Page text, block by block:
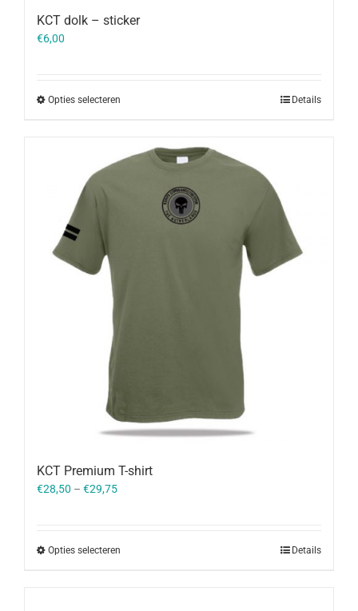
KCT dolk – sticker
€6,00
Opties selecteren Details
KCT Premium T-shirt
€28,50 – €29,75
Opties selecteren Details